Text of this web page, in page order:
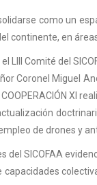
como un
continente, en
LIII Comité del
Coronel Miguel
XI
de drones y
del SICOFAA